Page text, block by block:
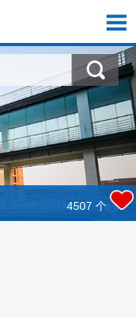
4507 个